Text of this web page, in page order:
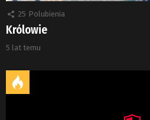
25 Polubienia
Królowie
5 lat temu